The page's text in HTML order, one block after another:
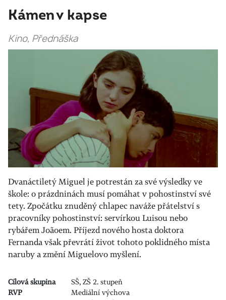
Kámen v kapse
Kino, Přednáška
Dvanáctiletý Miguel je potrestán za své výsledky ve
škole: o prázdninách musí pomáhat v pohostinství své
tety. Zpočátku znuděný chlapec naváže přátelství s
pracovníky pohostinství: servírkou Luisou nebo
rybářem Joãoem. Příjezd nového hosta doktora
Fernanda však převrátí život tohoto poklidného místa
naruby a změní Miguelovo myšlení.
Cílová skupina
SŠ, ZŠ 2. stupeň
RVP
Mediální výchova